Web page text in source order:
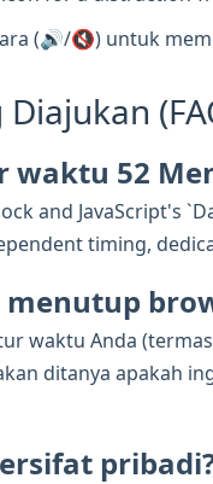
(🔊/🔇) untuk
waktu 52
and JavaScript's
timing,
waktu Anda
ditanya apakah